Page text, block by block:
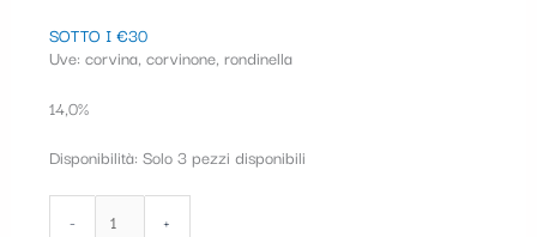
SOTTO I €30
Uve: corvina, corvinone, rondinella
14,0%
Disponibilità: Solo 3 pezzi disponibili
-
+